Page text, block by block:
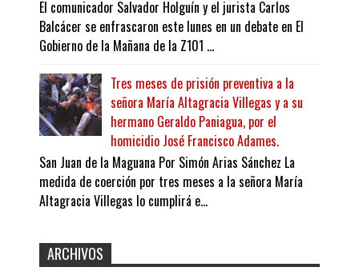
El comunicador Salvador Holguín y el jurista Carlos
Balcácer se enfrascaron este lunes en un debate en El
Gobierno de la Mañana de la Z101 ...
Tres meses de prisión preventiva a la
señora María Altagracia Villegas y a su
hermano Geraldo Paniagua, por el
homicidio José Francisco Adames.
San Juan de la Maguana Por Simón Arias Sánchez La
medida de coerción por tres meses a la señora María
Altagracia Villegas lo cumplirá e...
ARCHIVOS